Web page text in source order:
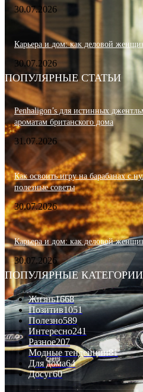
30.07.2026
Карьера и дом: как деловой
30.07.2026
ПОПУЛЯРНЫЕ СТАТЬИ
Penhaligon’s для истинных
ароматам британского дома
31.07.2026
Как освоить игру на барабанах с
полезные советы
30.07.2026
Карьера и дом: как деловой
30.07.2026
ПОПУЛЯРНЫЕ КАТЕГОРИИ
Жизнь1668
Позитив1051
Полезно589
Интересно241
Разное207
Модные тенденции81
Для дома64
Досуг60